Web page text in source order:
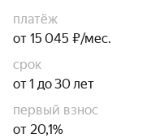
платёж
от 15 045 ₽/мес.
срок
от 1 до 30 лет
первый взнос
от 20,1%